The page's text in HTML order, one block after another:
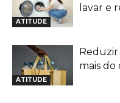
ATITUDE
lavar e
ATITUDE
Reduzir
mais